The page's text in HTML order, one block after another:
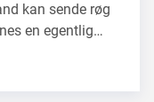
kan sende røg
en egentlig…